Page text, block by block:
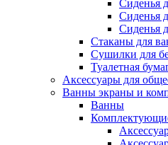
Сиденья
Сиденья
Сиденья
Стаканы для
Сушилки для
Туалетная
Аксессуары для
Ванны экраны и
Ванны